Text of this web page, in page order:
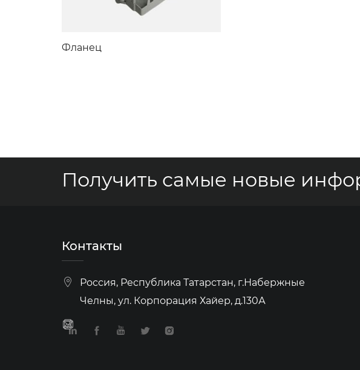
Фланец
Получить самые новые
Контакты
Россия, Республика Татарстан, г.Набержные
Челны, ул. Корпорация Хайер, д.130А